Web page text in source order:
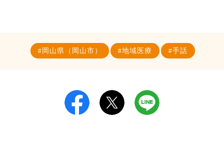
岡山県（岡山市） 地域医療 手話